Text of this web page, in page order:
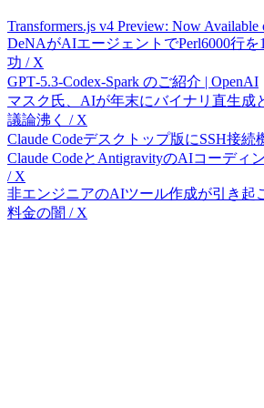
Transformers.js v4 Preview: Now Available
DeNAがAIエージェントでPerl6000行
功 / X
GPT‑5.3‑Codex‑Spark のご紹介 | OpenAI
マスク氏、AIが年末にバイナリ直生成
議論沸く / X
Claude Codeデスクトップ版にSSH接続
Claude CodeとAntigravityのAIコーディ
/ X
非エンジニアのAIツール作成が引き起
料金の闇 / X